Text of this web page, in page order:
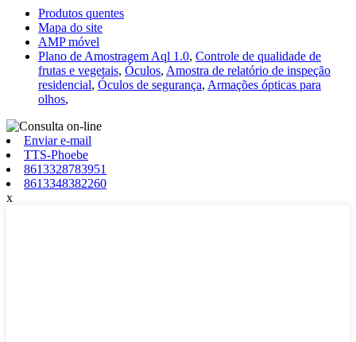
Produtos quentes
Mapa do site
AMP móvel
Plano de Amostragem Aql 1.0, Controle de qualidade de
frutas e vegetais, Óculos, Amostra de relatório de inspeção
residencial, Óculos de segurança, Armações ópticas para
olhos,
Enviar e-mail
TTS-Phoebe
8613328783951
8613348382260
x